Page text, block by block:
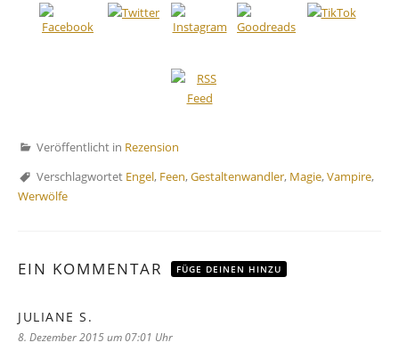
Veröffentlicht in Rezension
Verschlagwortet Engel, Feen,Gestaltenwandler, Magie,Vampire,
Werwölfe
EIN KOMMENTAR FÜGE DEINEN HINZU
JULIANE S.
8. Dezember 2015 um 07:01 Uhr